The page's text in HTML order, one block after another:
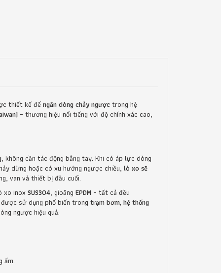
thiết kế đểngăn dòng chảy ngượctrong hệ
– thương hiệu nổi tiếng với độ chính xác cao,
, không cần tác động bằng tay. Khi có áp lực dòng
dừng hoặc có xu hướng ngược chiều, lò xo sẽ
van và thiết bị đầu cuối.
xo inoxSUS304, gioăng EPDM – tất cả đều
sử dụng phổ biến trong trạm bơm, hệ thống
ngược hiệu quả.
ẩm.